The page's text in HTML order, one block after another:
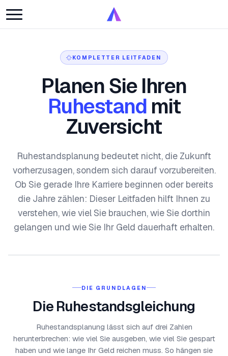
KOMPLETTER LEITFADEN
Planen Sie Ihren
Ruhestand mit
Zuversicht
Ruhestandsplanung bedeutet nicht, die Zukunft
vorherzusagen, sondern sich darauf vorzubereiten.
Ob Sie gerade Ihre Karriere beginnen oder bereits
die Jahre zählen: Dieser Leitfaden hilft Ihnen zu
verstehen, wie viel Sie brauchen, wie Sie dorthin
gelangen und wie Sie Ihr Geld dauerhaft erhalten.
DIE GRUNDLAGEN
Die Ruhestandsgleichung
Ruhestandsplanung lässt sich auf drei Zahlen
herunterbrechen: wie viel Sie ausgeben, wie viel Sie gespart
haben und wie lange Ihr Geld reichen muss. So hängen sie